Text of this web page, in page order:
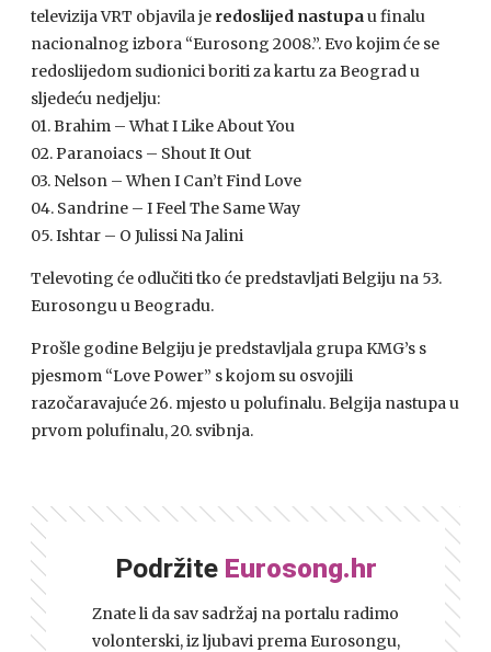
televizijaVRT objavila je redoslijed nastupau finalu
nacionalnog izbora “Eurosong 2008.”. Evo kojim će se
redoslijedom sudionici boriti za kartu za Beograd u
sljedeću nedjelju:
01. Brahim – What I Like About You
02. Paranoiacs – Shout It Out
03. Nelson – When I Can’t Find Love
04. Sandrine – I Feel The Same Way
05. Ishtar – O Julissi Na Jalini
Televoting će odlučiti tko će predstavljati Belgiju na 53.
Eurosongu u Beogradu.
Prošle godine Belgiju je predstavljala grupaKMG’s s
pjesmom “Love Power” s kojom su osvojili
razočaravajuće 26. mjesto u polufinalu. Belgija nastupa u
prvom polufinalu, 20. svibnja.
Podržite Eurosong.hr
Znate li da sav sadržaj na portalu radimo
volonterski, iz ljubavi prema Eurosongu,